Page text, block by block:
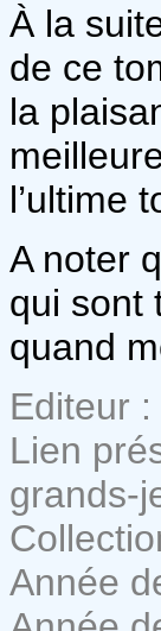
À la
de ce
la
l’ultime
A noter
qui sont
quand
Editeur
Lien
grands-
Année